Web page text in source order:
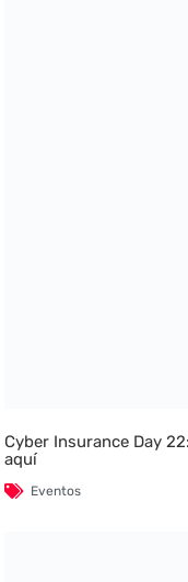
Cyber Insurance Day
aquí
Eventos